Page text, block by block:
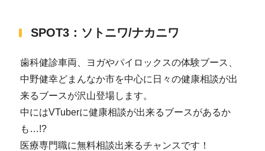
SPOT3：ソトニワ/ナカニワ
歯科健診車両、ヨガやパイロックスの体験ブース、
中野健幸どまんなか市を中心に日々の健康相談が出
来るブースが沢山登場します。
中にはVTuberに健康相談が出来るブースがあるか
も…!?
医療専門職に無料相談出来るチャンスです！